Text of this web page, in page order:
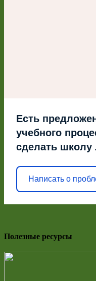
Есть
учебного
сделать школу
Написать о
Полезные ресурсы